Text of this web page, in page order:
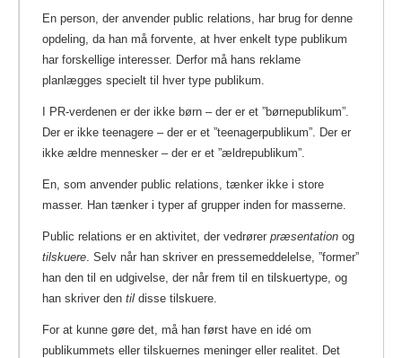
En person, der anvender public relations, har brug for denne
opdeling, da han må forvente, at hver enkelt type publikum
har forskellige interesser. Derfor må hans reklame
planlægges specielt til hver type publikum.
I PR-verdenen er der ikke børn – der er et ”børnepublikum”.
Der er ikke teenagere – der er et ”teenagerpublikum”. Der er
ikke ældre mennesker – der er et ”ældrepublikum”.
En, som anvender public relations, tænker ikke i store
masser. Han tænker i typer af grupper inden for masserne.
Public relations er en aktivitet, der vedrører præsentation og
tilskuere . Selv når han skriver en pressemeddelelse, ”former”
han den til en udgivelse, der når frem til en tilskuertype, og
han skriver den til disse tilskuere.
For at kunne gøre det, må han først have en idé om
publikummets eller tilskuernes meninger eller realitet. Det